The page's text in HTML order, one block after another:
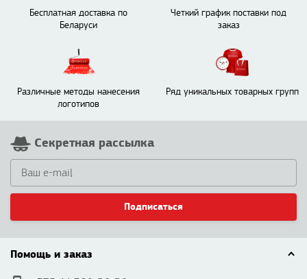
Бесплатная доставка по
Беларуси
Четкий график поставки под
заказ
Различные методы нанесения
логотипов
Ряд уникальных товарных групп
Секретная рассылка
Подписаться
Помощь и заказ